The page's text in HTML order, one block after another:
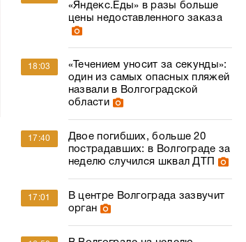
«Яндекс.Еды» в разы больше
цены недоставленного заказа
18:03
«Течением уносит за секунды»:
один из самых опасных пляжей
назвали в Волгоградской
области
17:40
Двое погибших, больше 20
пострадавших: в Волгограде за
неделю случился шквал ДТП
17:01
В центре Волгограда зазвучит
орган